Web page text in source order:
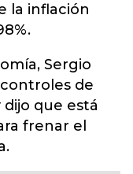
la inflación
Sergio
de
que está
frenar el